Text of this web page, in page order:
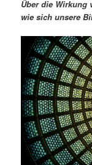
r
e
n
I
n
d
ä
r
e
n
n
a
a
t
i
o
n
Über die Wirkung
wie sich unsere